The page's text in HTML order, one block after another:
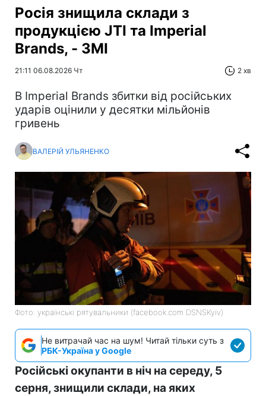
Росія знищила склади з
продукцією JTI та Imperial
Brands, - ЗМІ
21:11 06.08.2026 Чт 2 хв
В Imperial Brands збитки від російських
ударів оцінили у десятки мільйонів
гривень
ВАЛЕРІЙ УЛЬЯНЕНКО
Фото: українські рятувальники (facebook.com DSNSKyiv)
Не витрачай час на шум! Читай тільки суть з
РБК-Україна у Google
Російські окупанти в ніч на середу, 5
серня, знищили склади, на яких